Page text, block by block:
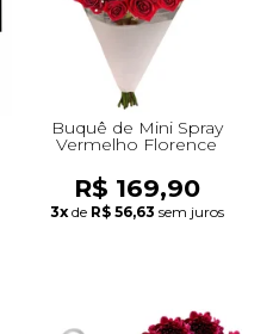
Buquê de Mini Spray
Vermelho Florence
R$ 169,90
3x de R$ 56,63 sem juros